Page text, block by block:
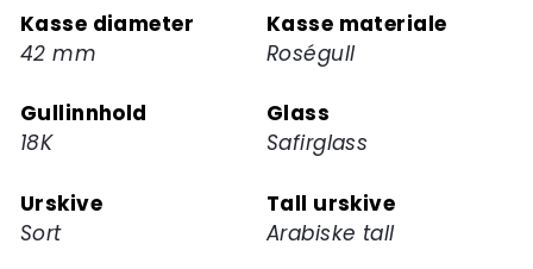
ventelisten
for
produktet
Kasse diameter
42 mm
Kasse materiale
Roségull
Gullinnhold
18K
Glass
Safirglass
Urskive
Sort
Tall urskive
Arabiske tall